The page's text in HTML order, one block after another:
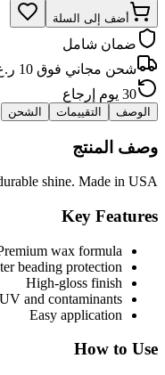
أضف إلى السلة
ضمان شامل
شحن مجاني فوق 10 ر.ع داخل عُمان
30 يوم إرجاع
الوصف التقييمات الشحن
وصف المنتج
shine. Made in USA.
Key Features
wax formula
beading protection
High-gloss finish
and contaminants
Easy application
How to Use